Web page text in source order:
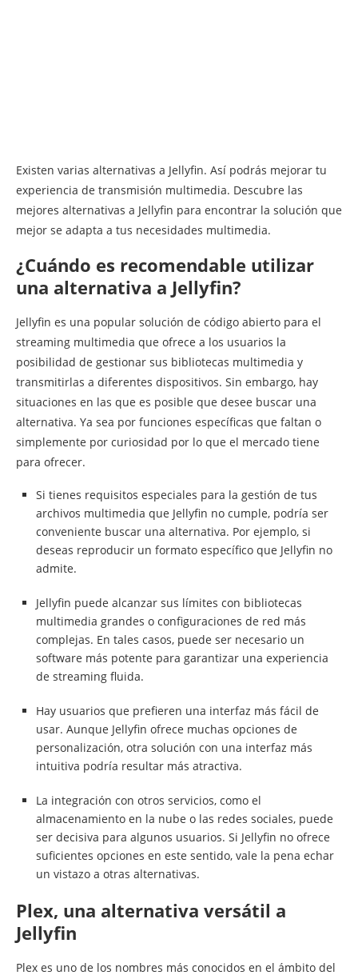
Existen varias alternativas a Jellyfin. Así podrás mejorar tu
experiencia de transmisión multimedia. Descubre las
mejores alternativas a Jellyfin para encontrar la solución que
mejor se adapta a tus necesidades multimedia.
¿Cuándo es recomendable utilizar
una alternativa a Jellyfin?
Jellyfin es una popular solución de código abierto para el
streaming multimedia que ofrece a los usuarios la
posibilidad de gestionar sus bibliotecas multimedia y
transmitirlas a diferentes dispositivos. Sin embargo, hay
situaciones en las que es posible que desee buscar una
alternativa. Ya sea por funciones específicas que faltan o
simplemente por curiosidad por lo que el mercado tiene
para ofrecer.
Si tienes requisitos especiales para la gestión de tus
archivos multimedia que Jellyfin no cumple, podría ser
conveniente buscar una alternativa. Por ejemplo, si
deseas reproducir un formato específico que Jellyfin no
admite.
Jellyfin puede alcanzar sus límites con bibliotecas
multimedia grandes o configuraciones de red más
complejas. En tales casos, puede ser necesario un
software más potente para garantizar una experiencia
de streaming fluida.
Hay usuarios que prefieren una interfaz más fácil de
usar. Aunque Jellyfin ofrece muchas opciones de
personalización, otra solución con una interfaz más
intuitiva podría resultar más atractiva.
La integración con otros servicios, como el
almacenamiento en la nube o las redes sociales, puede
ser decisiva para algunos usuarios. Si Jellyfin no ofrece
suficientes opciones en este sentido, vale la pena echar
un vistazo a otras alternativas.
Plex, una alternativa versátil a
Jellyfin
Plex es uno de los nombres más conocidos en el ámbito del